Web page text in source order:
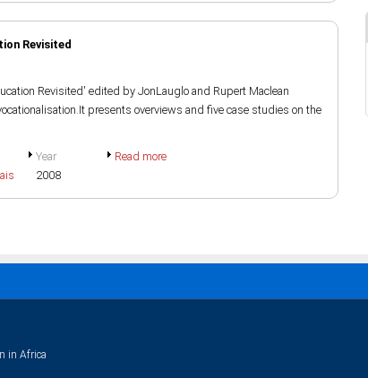
Revisited
Revisited' edited by JonLauglo and Rupert Maclean
presents overviews and five case studies on the
Year
2008
Read more
in Africa